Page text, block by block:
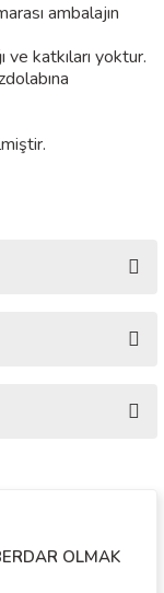
ambalajın
katkıları yoktur.
OLMAK